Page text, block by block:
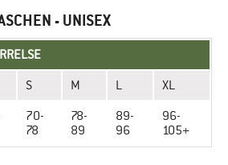
- UNISEX
S M L XL
70-
78
78-
89
89-
96
96-
105+